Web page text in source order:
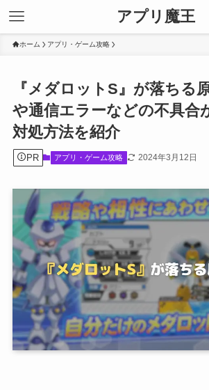
アプリ魔王
ホーム アプリ・ゲーム攻略
『メダロットS』が落ちる
や通信エラーなどの不具合
対処方法を紹介
PR アプリ・ゲーム攻略 2024年3月12日